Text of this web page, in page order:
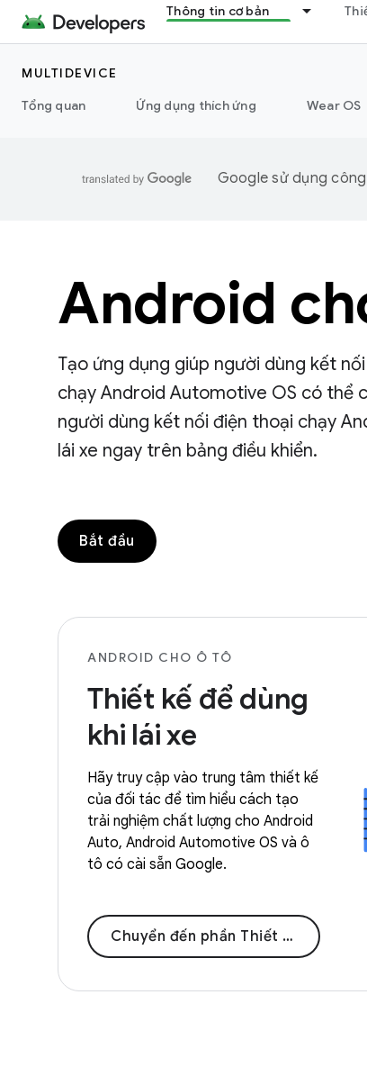
Thông tin cơ bản
MULTIDEVICE
Tổng quan
Ứng dụng thích ứng Wear OS
Google sử dụng
Android
Tạo ứng dụng giúp người dùng kết
chạy Android Automotive OS có thể
người dùng kết nối điện thoại chạy
lái xe ngay trên bảng điều khiển.
Bắt đầu
ANDROID CHO Ô TÔ
Thiết kế để dùng
khi lái xe
Hãy truy cập vào trung tâm thiết kế
của đối tác để tìm hiểu cách tạo
trải nghiệm chất lượng cho Android
Auto, Android Automotive OS và ô
tô có cài sẵn Google.
Chuyển đến phần Thiết kế để dùng khi lái xe